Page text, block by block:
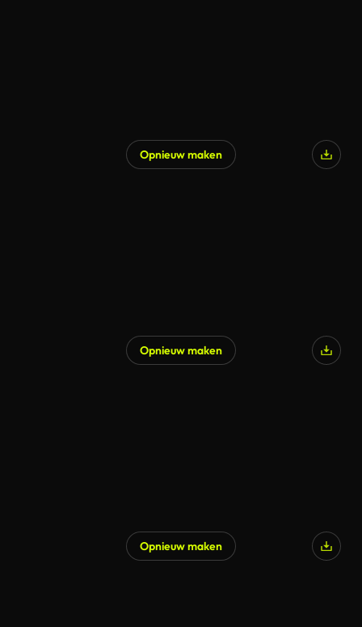
Opnieuw maken
Opnieuw maken
Opnieuw maken